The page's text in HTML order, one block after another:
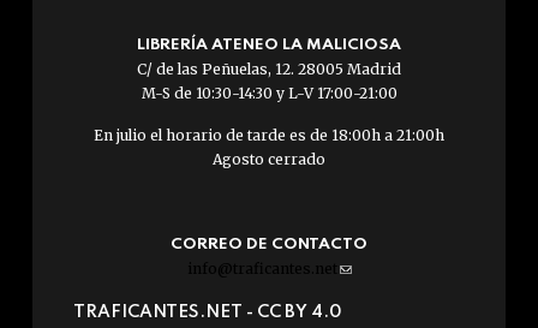
LIBRERÍA ATENEO LA MALICIOSA
C/ de las Peñuelas, 12. 28005 Madrid
M-S de 10:30-14:30 y L-V 17:00-21:00
En julio el horario de tarde es de 18:00h a 21:00h
Agosto cerrado
CORREO DE CONTACTO
info@traficantes.net (link
e-
TRAFICANTES.NET - CC BY 4.0